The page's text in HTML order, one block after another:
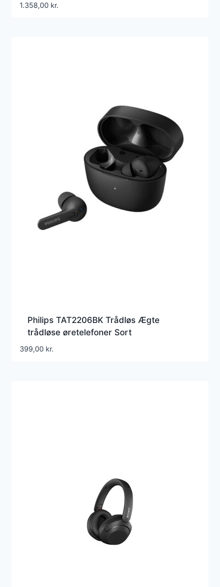
1.358,00 kr.
Philips TAT2206BK Trådløs Ægte
trådløse øretelefoner Sort
399,00 kr.